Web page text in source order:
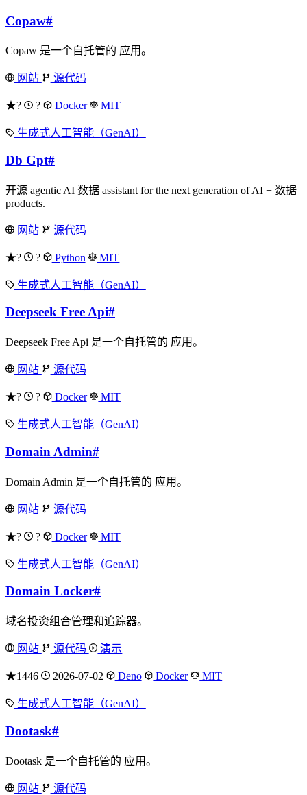
Copaw#
Copaw 是一个自托管的 应用。
网站 源代码
★? ? Docker MIT
生成式人工智能（GenAI）
Db Gpt#
开源 agentic AI 数据 assistant for the next generation of AI + 数据
products.
网站 源代码
★? ? Python MIT
生成式人工智能（GenAI）
Deepseek Free Api#
Deepseek Free Api 是一个自托管的 应用。
网站 源代码
★? ? Docker MIT
生成式人工智能（GenAI）
Domain Admin#
Domain Admin 是一个自托管的 应用。
网站 源代码
★? ? Docker MIT
生成式人工智能（GenAI）
Domain Locker#
域名投资组合管理和追踪器。
网站 源代码 演示
★1446 2026-07-02 Deno Docker MIT
生成式人工智能（GenAI）
Dootask#
Dootask 是一个自托管的 应用。
网站 源代码